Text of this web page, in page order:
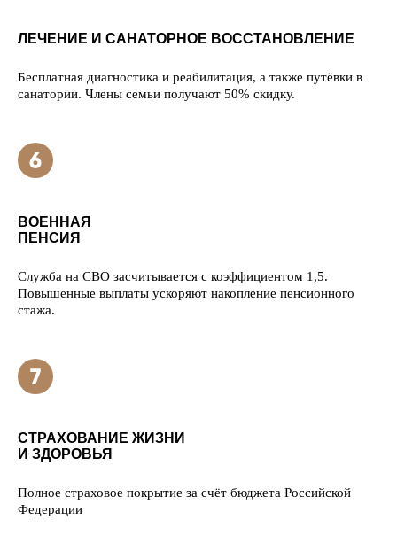
ЛЕЧЕНИЕ И САНАТОРНОЕ ВОССТАНОВЛЕНИЕ
Бесплатная диагностика и реабилитация, а также путёвки в
санатории. Члены семьи получают 50% скидку.
ВОЕННАЯ
ПЕНСИЯ
Служба на СВО засчитывается с коэффициентом 1,5.
Повышенные выплаты ускоряют накопление пенсионного
стажа.
СТРАХОВАНИЕ ЖИЗНИ
И ЗДОРОВЬЯ
Полное страховое покрытие за счёт бюджета Российской
Федерации